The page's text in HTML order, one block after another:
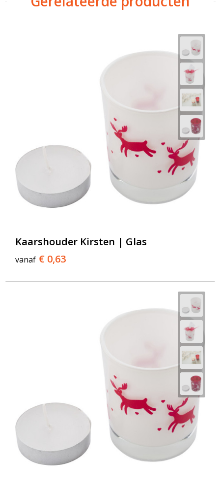
Kaarshouder Kirsten | Glas
vanaf € 0,63